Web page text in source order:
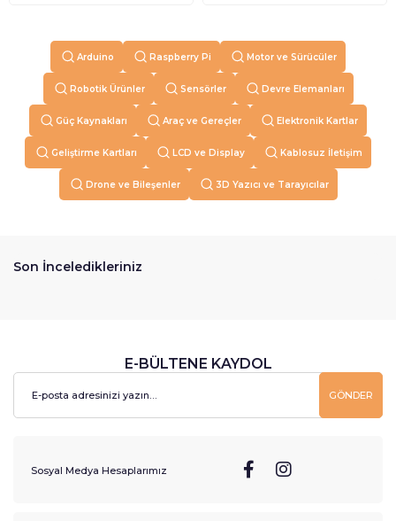
Arduino Raspberry Pi Motor ve Sürücüler
Robotik Ürünler Sensörler Devre Elemanları
Güç Kaynakları Araç ve Gereçler Elektronik Kartlar
Geliştirme Kartları LCD ve Display Kablosuz İletişim
Drone ve Bileşenler 3D Yazıcı ve Tarayıcılar
Son İnceledikleriniz
E-BÜLTENE KAYDOL
GÖNDER
Sosyal Medya Hesaplarımız